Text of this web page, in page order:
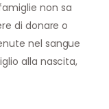
non sa
di donare o
nel sangue
alla nascita,